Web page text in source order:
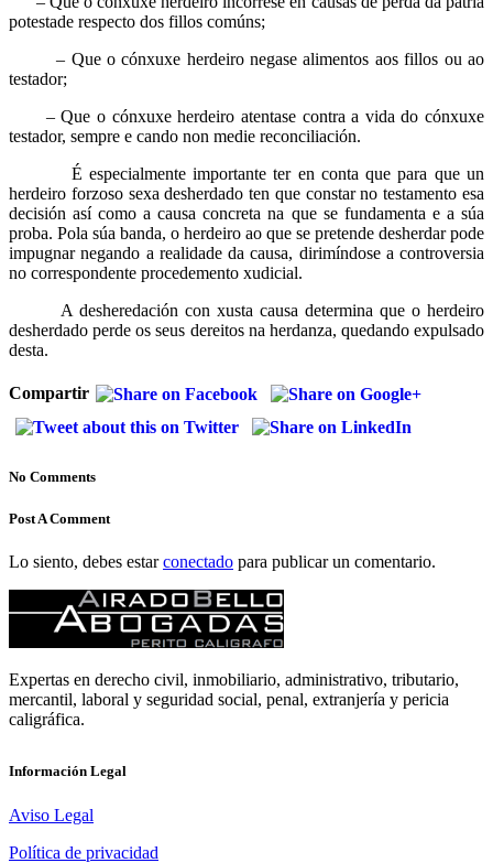
potestade respecto dos fillos comúns;
– Que o cónxuxe herdeiro negase alimentos aos fillos ou ao
testador;
– Que o cónxuxe herdeiro atentase contra a vida do cónxuxe
testador, sempre e cando non medie reconciliación.
É especialmente importante ter en conta que para que un
herdeiro forzoso sexa desherdado ten que constar no testamento esa
decisión así como a causa concreta na que se fundamenta e a súa
proba. Pola súa banda, o herdeiro ao que se pretende desherdar pode
impugnar negando a realidade da causa, dirimíndose a controversia
no correspondente procedemento xudicial.
A desheredación con xusta causa determina que o herdeiro
desherdado perde os seus dereitos na herdanza, quedando expulsado
desta.
Compartir
No Comments
Post A Comment
Lo siento, debes estarconectado para publicar un comentario.
Expertas en derecho civil, inmobiliario, administrativo, tributario,
mercantil, laboral y seguridad social, penal, extranjería y pericia
caligráfica.
Información Legal
Aviso Legal
Política de privacidad